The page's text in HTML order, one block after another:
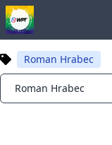
Roman Hrabec
Notifications
Roman Hrabec